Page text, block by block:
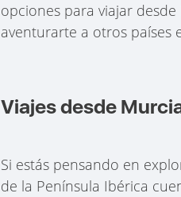
opciones para viajar
aventurarte a otros países
Viajes desde
Si estás pensando en
de la Península Ibérica